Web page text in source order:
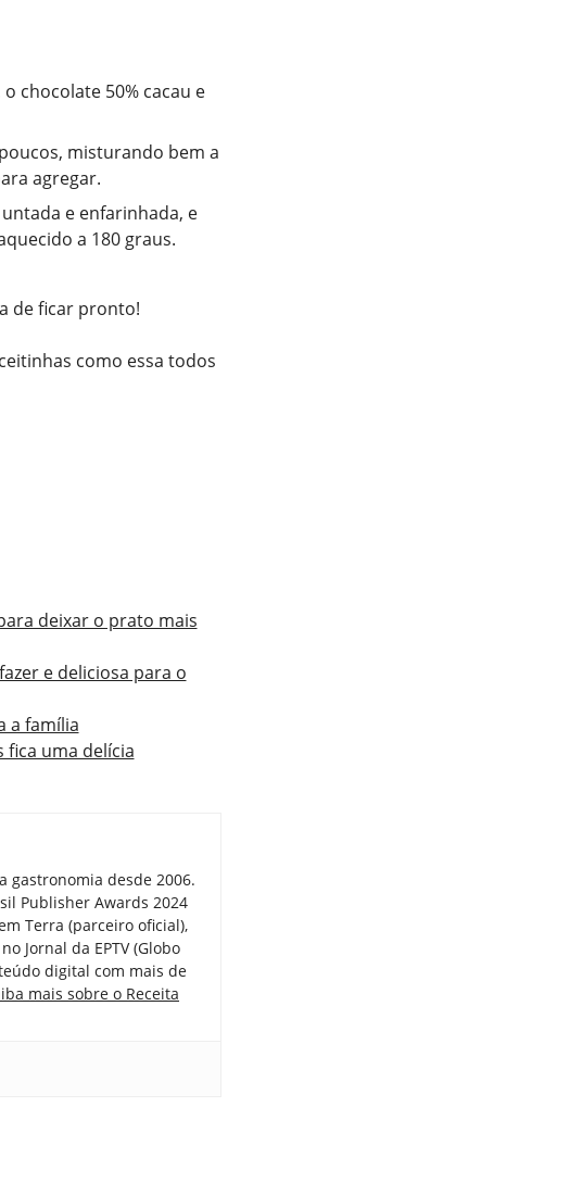
chocolate 50% cacau e
misturando bem a
agregar.
e enfarinhada, e
a 180 graus.
de ficar pronto!
como essa todos
deixar o prato mais
e deliciosa para o
a família
fica uma delícia
gastronomia desde 2006.
Publisher Awards 2024
Terra (parceiro oficial),
Jornal da EPTV (Globo
digital com mais de
mais sobre o Receita